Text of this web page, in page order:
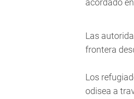
acordado
Las
frontera
Los
odisea a